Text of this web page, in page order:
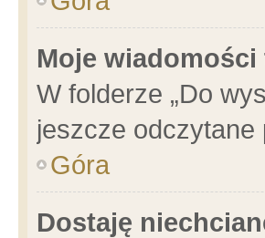
Moje wiadomości
W folderze „Do
jeszcze
Góra
Dostaję